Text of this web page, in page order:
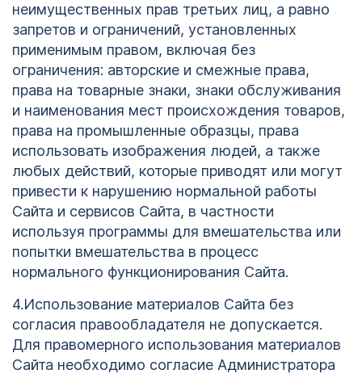
неимущественных прав третьих лиц, а равно
запретов и ограничений, установленных
применимым правом, включая без
ограничения: авторские и смежные права,
права на товарные знаки, знаки обслуживания
и наименования мест происхождения товаров,
права на промышленные образцы, права
использовать изображения людей, а также
любых действий, которые приводят или могут
привести к нарушению нормальной работы
Сайта и сервисов Сайта, в частности
используя программы для вмешательства или
попытки вмешательства в процесс
нормального функционирования Сайта.
4.Использование материалов Сайта без
согласия правообладателя не допускается.
Для правомерного использования материалов
Сайта необходимо согласие Администратора